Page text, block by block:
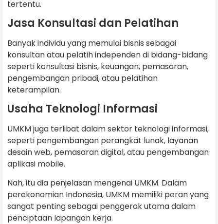
tertentu.
Jasa Konsultasi dan Pelatihan
Banyak individu yang memulai bisnis sebagai
konsultan atau pelatih independen di bidang-bidang
seperti konsultasi bisnis, keuangan, pemasaran,
pengembangan pribadi, atau pelatihan
keterampilan.
Usaha Teknologi Informasi
UMKM juga terlibat dalam sektor teknologi informasi,
seperti pengembangan perangkat lunak, layanan
desain web, pemasaran digital, atau pengembangan
aplikasi mobile.
Nah, itu dia penjelasan mengenai UMKM. Dalam
perekonomian Indonesia, UMKM memiliki peran yang
sangat penting sebagai penggerak utama dalam
penciptaan lapangan kerja.